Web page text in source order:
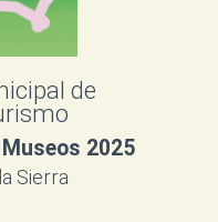
de
2025
Sierra